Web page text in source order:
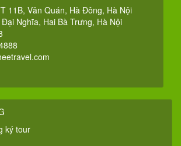
11B, Văn Quán, Hà Đông, Hà Nội
Nghĩa, Hai Bà Trưng, Hà Nội
ký tour